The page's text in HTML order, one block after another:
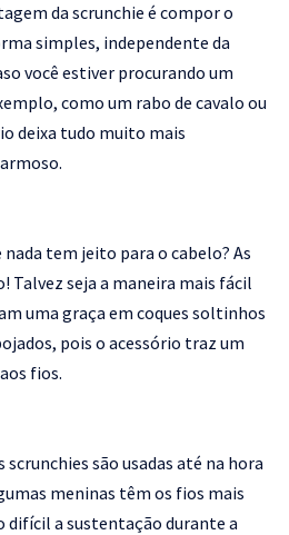
da scrunchie é compor o
simples, independente da
você estiver procurando um
como um rabo de cavalo ou
deixa tudo muito mais
nada tem jeito para o cabelo? As
Talvez seja a maneira mais fácil
uma graça em coques soltinhos
pois o acessório traz um
fios.
scrunchies são usadas até na hora
meninas têm os fios mais
a sustentação durante a